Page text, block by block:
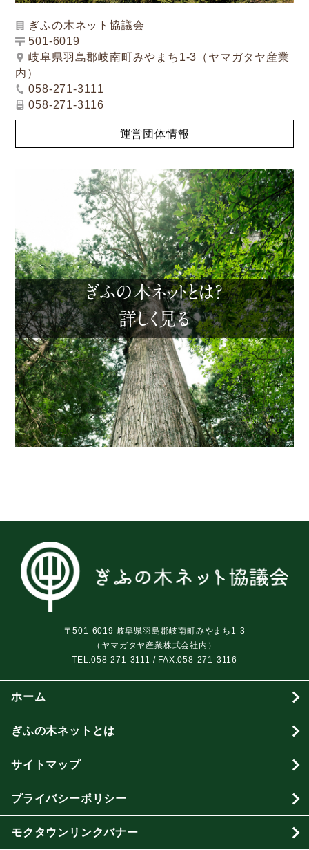
ぎふの木ネット協議会
501-6019
岐阜県羽島郡岐南町みやまち1-3（ヤマガタヤ産業
内）
058-271-3111
058-271-3116
運営団体情報
〒501-6019 岐阜県羽島郡岐南町みやまち1-3
（ヤマガタヤ産業株式会社内）
TEL:058-271-3111 / FAX:058-271-3116
ホーム
ぎふの木ネットとは
サイトマップ
プライバシーポリシー
モクタウンリンクバナー